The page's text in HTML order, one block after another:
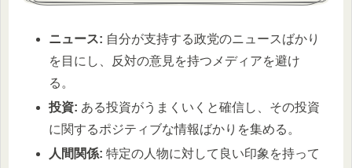
ニュース: 自分が支持する政党のニュースばかり
を目にし、反対の意見を持つメディアを避け
る。
投資: ある投資がうまくいくと確信し、その投資
に関するポジティブな情報ばかりを集める。
人間関係: 特定の人物に対して良い印象を持って